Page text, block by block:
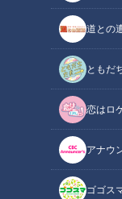
道との
ともだ
恋はロ
アナウ
ゴゴス
チャント
マヂ学校
『マヂカルラブリ
方の学校におじゃ
る『マヂ学校に向
今回は、愛知県豊